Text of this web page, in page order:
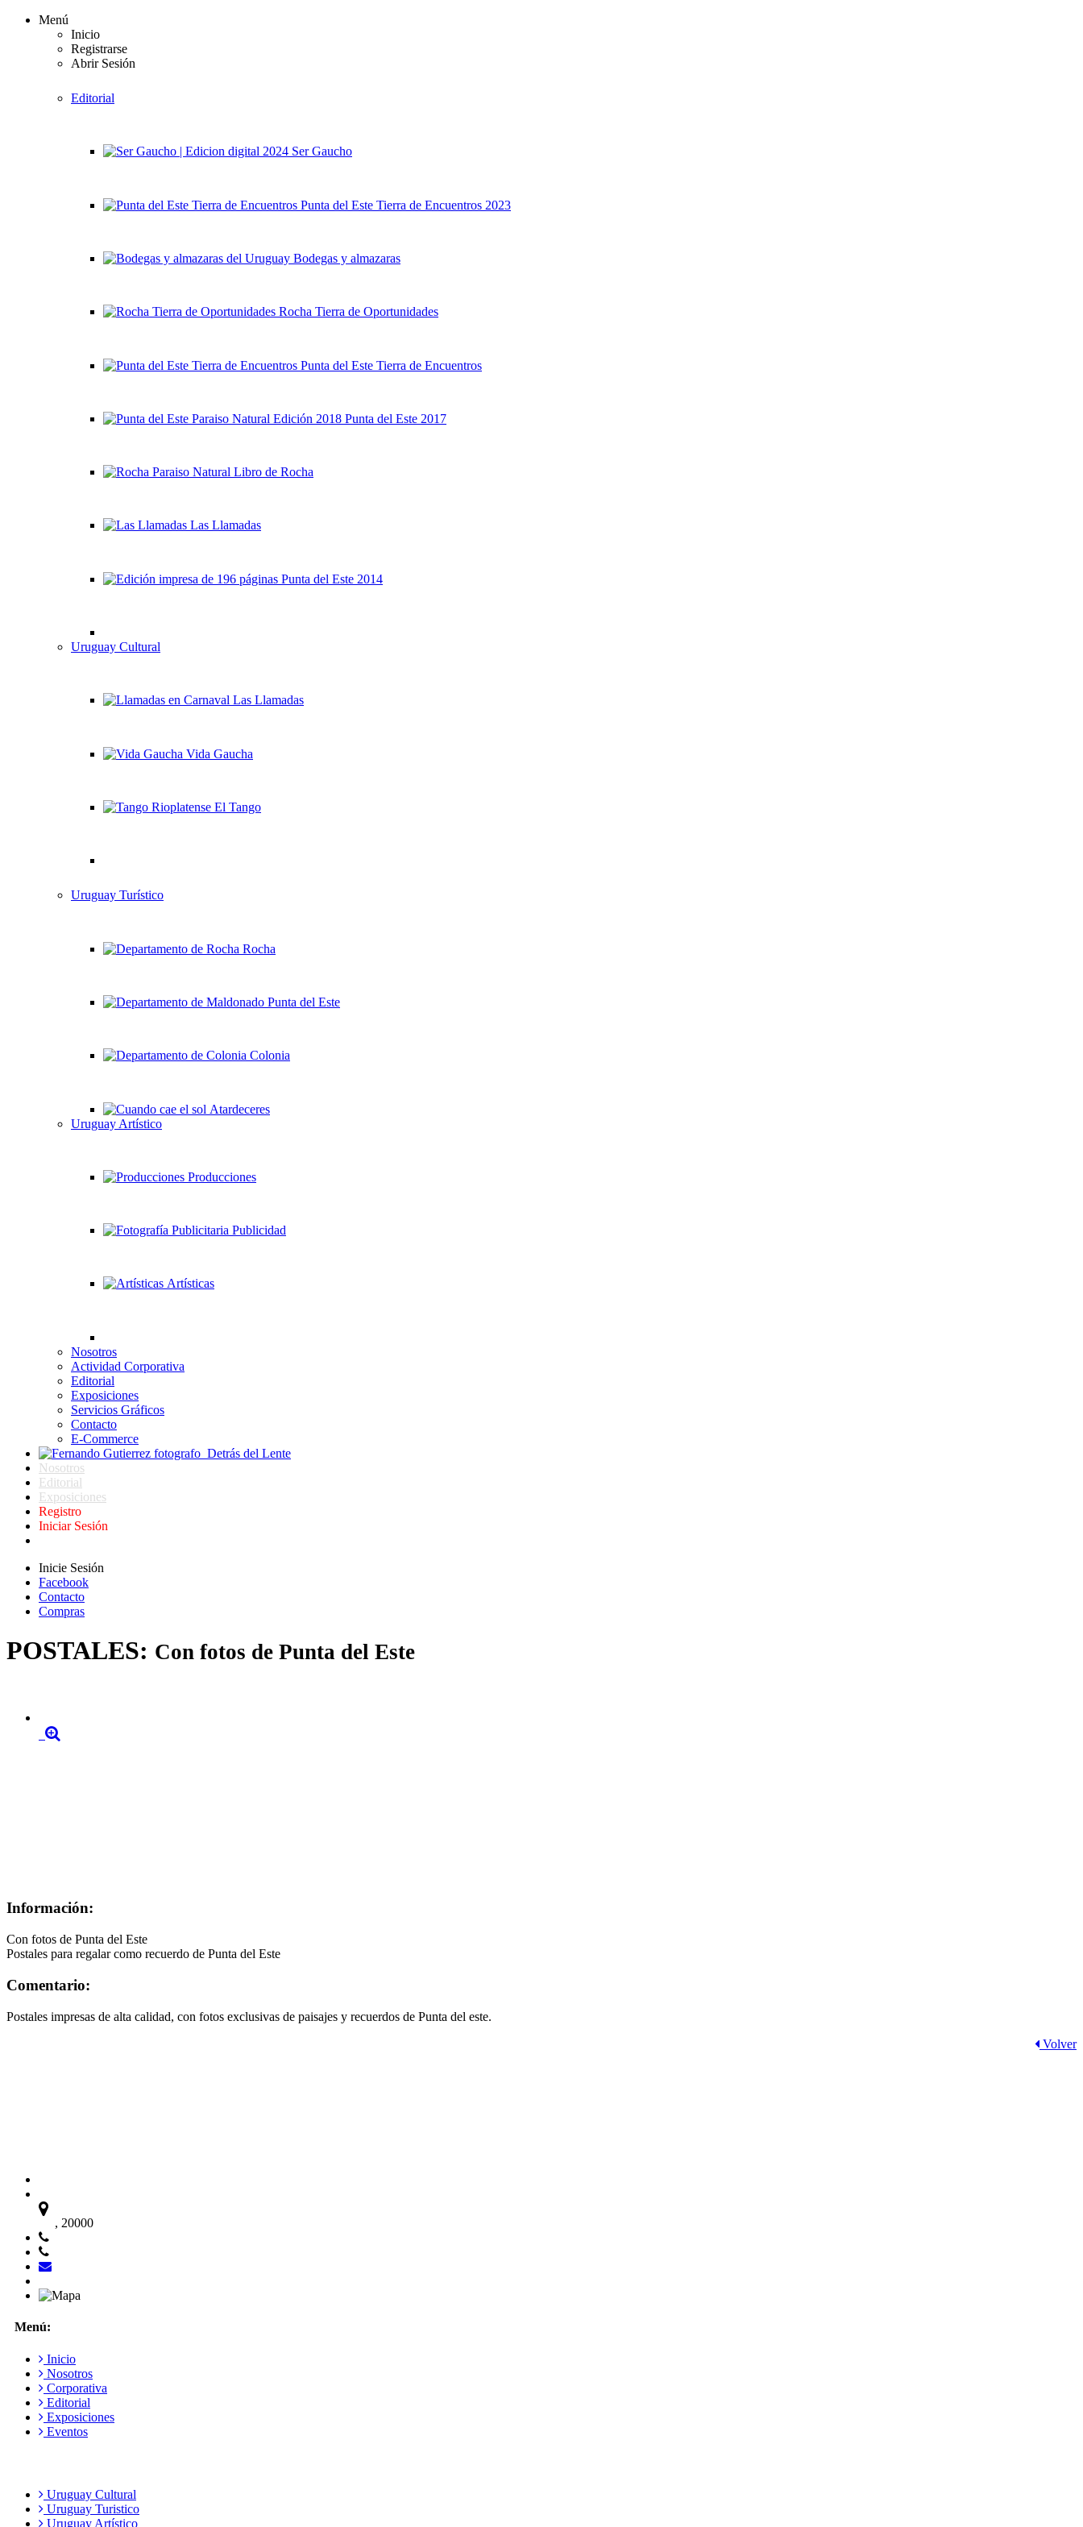
Menú
Inicio
Registrarse
Abrir Sesión
Editorial
Ser Gaucho
Punta del Este Tierra de Encuentros 2023
Bodegas y almazaras
Rocha Tierra de Oportunidades
Punta del Este Tierra de Encuentros
Punta del Este 2017
Libro de Rocha
Las Llamadas
Punta del Este 2014
Uruguay Cultural
Las Llamadas
Vida Gaucha
El Tango
Uruguay Turístico
Rocha
Punta del Este
Colonia
Atardeceres
Uruguay Artístico
Producciones
Publicidad
Artísticas
Nosotros
Actividad Corporativa
Editorial
Exposiciones
Servicios Gráficos
Contacto
E-Commerce
Detrás del Lente
Nosotros
Editorial
Exposiciones
Registro
Iniciar Sesión
Inicie Sesión
Facebook
Contacto
Compras
POSTALES: Con fotos de Punta del Este
Información:
Con fotos de Punta del Este
Postales para regalar como recuerdo de Punta del Este
Comentario:
Postales impresas de alta calidad, con fotos exclusivas de paisajes y recuerdos de Punta del este.
Volver
, 20000
Menú:
Inicio
Nosotros
Corporativa
Editorial
Exposiciones
Eventos
Uruguay Cultural
Uruguay Turistico
Uruguay Artístico